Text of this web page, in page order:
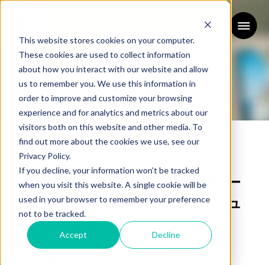
This website stores cookies on your computer.
These cookies are used to collect information
about how you interact with our website and allow
us to remember you. We use this information in
order to improve and customize your browsing
experience and for analytics and metrics about our
visitors both on this website and other media. To
find out more about the cookies we use, see our
Privacy Policy.
If you decline, your information won’t be tracked
when you visit this website. A single cookie will be
used in your browser to remember your preference
not to be tracked.
Accept Decline
ブログ
BLOG
Smart Deal Progressionが公開ベー
タ｜HubSpotのAI議事録とダッシュ
ボードが進化
田村
更新日： HubSpot